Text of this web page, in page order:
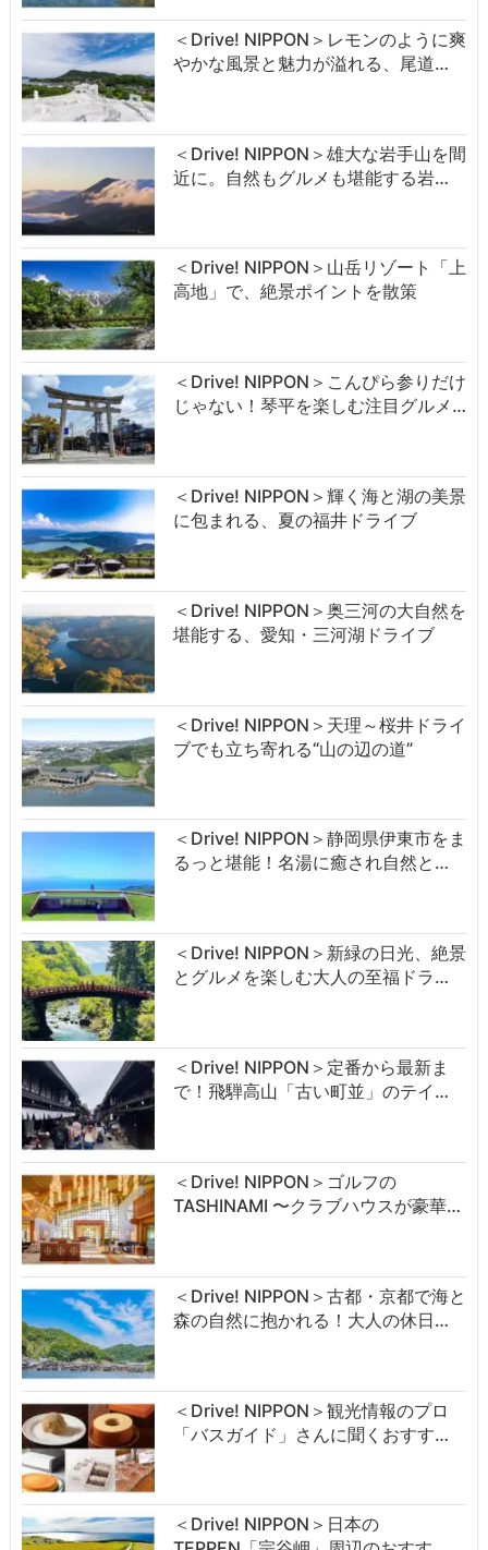
＜Drive! NIPPON＞レモンのように爽
やかな風景と魅力が溢れる、尾道…
＜Drive! NIPPON＞雄大な岩手山を間
近に。自然もグルメも堪能する岩…
＜Drive! NIPPON＞山岳リゾート「上
高地」で、絶景ポイントを散策
＜Drive! NIPPON＞こんぴら参りだけ
じゃない！琴平を楽しむ注目グルメ…
＜Drive! NIPPON＞輝く海と湖の美景
に包まれる、夏の福井ドライブ
＜Drive! NIPPON＞奥三河の大自然を
堪能する、愛知・三河湖ドライブ
＜Drive! NIPPON＞天理～桜井ドライ
ブでも立ち寄れる“山の辺の道”
＜Drive! NIPPON＞静岡県伊東市をま
るっと堪能！名湯に癒され自然と…
＜Drive! NIPPON＞新緑の日光、絶景
とグルメを楽しむ大人の至福ドラ…
＜Drive! NIPPON＞定番から最新ま
で！飛騨高山「古い町並」のテイ…
＜Drive! NIPPON＞ゴルフの
TASHINAMI 〜クラブハウスが豪華…
＜Drive! NIPPON＞古都・京都で海と
森の自然に抱かれる！大人の休日…
＜Drive! NIPPON＞観光情報のプロ
「バスガイド」さんに聞くおすす…
＜Drive! NIPPON＞日本の